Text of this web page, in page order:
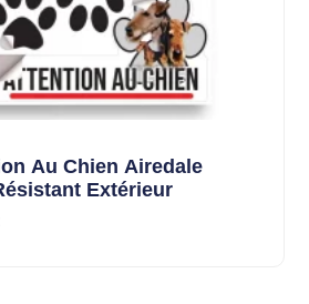
Au Chien Airedale
Extérieur